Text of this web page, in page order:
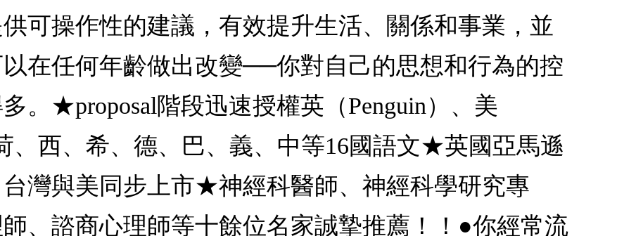
可操作性的建議，有效提升生活、關係和事業，並
在任何年齡做出改變──你對自己的思想和行為的控
。★proposal階段迅速授權英（Penguin）、美
、西、希、德、巴、義、中等16國語文★英國亞馬遜
灣與美同步上市★神經科醫師、神經科學研究專
、諮商心理師等十餘位名家誠摯推薦！！●你經常流